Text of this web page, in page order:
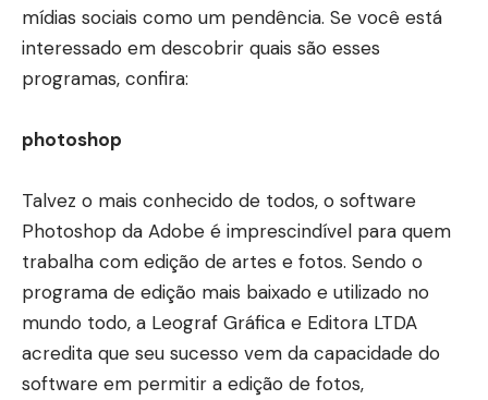
mídias sociais como um pendência. Se você está
interessado em descobrir quais são esses
programas, confira:
photoshop
Talvez o mais conhecido de todos, o software
Photoshop da Adobe é imprescindível para quem
trabalha com edição de artes e fotos. Sendo o
programa de edição mais baixado e utilizado no
mundo todo, a Leograf Gráfica e Editora LTDA
acredita que seu sucesso vem da capacidade do
software em permitir a edição de fotos,